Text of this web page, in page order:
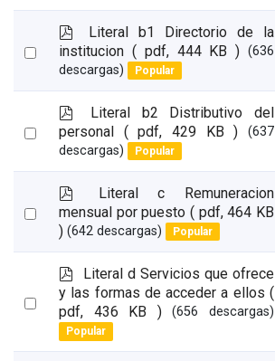
Select
p
d
f
Literal b1 Directorio de la
institucion ( pdf, 444 KB ) (636
descargas)
Popular
Select
p
d
f
Literal b2 Distributivo del
personal ( pdf, 429 KB )
(637
descargas)
Popular
Select
p
d
f
Literal c Remuneracion
mensual por puesto ( pdf, 464 KB
) (642 descargas) Popular
Select
item
p
d
f
Literal d Servicios que ofrece
y las formas de acceder a ellos (
pdf, 436 KB )
(656 descargas)
Popular